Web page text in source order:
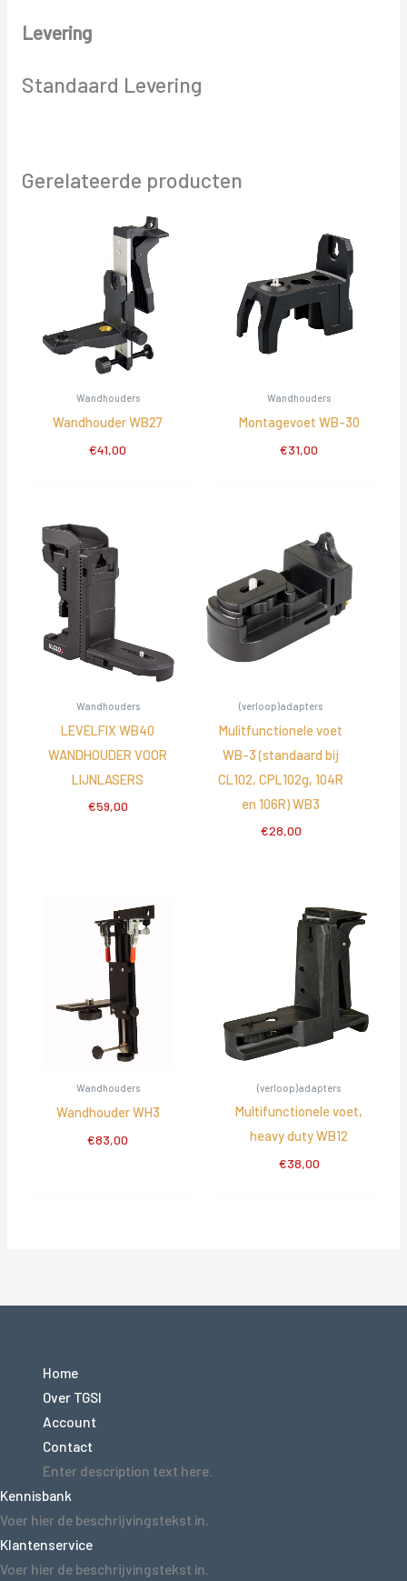
Levering
Standaard Levering
Gerelateerde producten
Wandhouders
Wandhouder WB27
€41,00
Wandhouders
Montagevoet WB-30
€31,00
Wandhouders
LEVELFIX WB40
WANDHOUDER VOOR
LIJNLASERS
€59,00
(verloop)adapters
Mulitfunctionele voet
WB-3 (standaard bij
CL102, CPL102g, 104R
en 106R) WB3
€28,00
Wandhouders
Wandhouder WH3
€83,00
(verloop)adapters
Multifunctionele voet,
heavy duty WB12
€38,00
Home
Over TGSI
Account
Contact
Enter description text here.
Kennisbank
Voer hier de beschrijvingstekst in.
Klantenservice
Voer hier de beschrijvingstekst in.